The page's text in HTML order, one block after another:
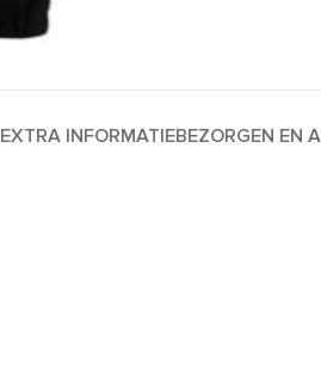
EXTRA INFORMATIEBEZORGEN EN